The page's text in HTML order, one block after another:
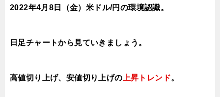
2022年4月8 日（金）米ドル/円の環境認識。
日足チャートから見ていきましょう。
高値切り上げ、安値切り上げの 上昇トレンド。